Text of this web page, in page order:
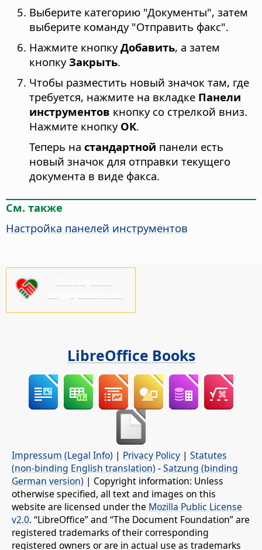
Выберите категорию "Документы", затем
выберите команду "Отправить факс".
Нажмите кнопкуДобавить, а затем
кнопку Закрыть.
Чтобы разместить новый значок там, где
требуется, нажмите на вкладке Панели
инструментов кнопку со стрелкой вниз.
Нажмите кнопку ОК.
Теперь на стандартной панели есть
новый значок для отправки текущего
документа в виде факса.
См. также
Настройка панелей инструментов
LibreOffice Books
Impressum (Legal Info) | Privacy Policy | Statutes
(non-binding English translation) -Satzung (binding
German version) | Copyright information: Unless
otherwise specified, all text and images on this
website are licensed under the Mozilla Public License
v2.0. “LibreOffice” and “The Document Foundation” are
registered trademarks of their corresponding
registered owners or are in actual use as trademarks